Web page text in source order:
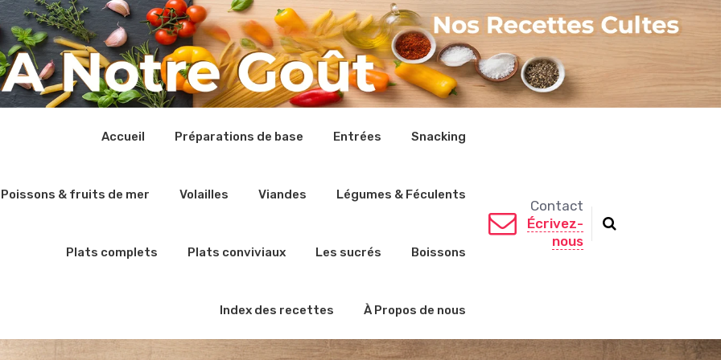
Accueil Préparations de base Entrées Snacking
Poissons & fruits de mer Volailles Viandes Légumes & Féculents
Plats complets Plats conviviaux Les sucrés Boissons
Index des recettes À Propos de nous
Contact
Écrivez-
nous